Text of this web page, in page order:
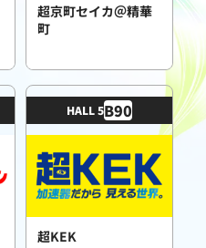
超京町セイカ＠精華
町
HALL 5B90
超KEK